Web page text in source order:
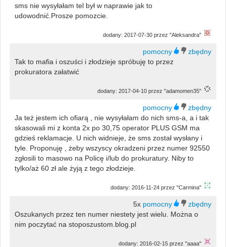
sms nie wysyłałam tel był w naprawie jak to
udowodnić.Prosze pomozcie.
dodany: 2017-07-30 przez "Aleksandra"
Tak to mafia i oszuści i złodzieje spróbuję to przez
prokuratora załatwić
dodany: 2017-04-10 przez "adamomen35"
Ja też jestem ich ofiarą , nie wysyłałam do nich sms-a, a i tak
skasowali mi z konta 2x po 30,75 operator PLUS GSM ma
gdzieś reklamacje. U nich widnieje, że sms został wysłany i
tyle. Proponuję , żeby wszyscy okradzeni przez numer 92550
zgłosili to masowo na Policę i/lub do prokuratury. Niby to
tylko/aż 60 zł ale żyją z tego złodzieje.
dodany: 2016-11-24 przez "Carmina"
5x
Oszukanych przez ten numer niestety jest wielu. Można o
nim poczytać na stoposzustom.blog.pl
dodany: 2016-02-15 przez "aaaa"